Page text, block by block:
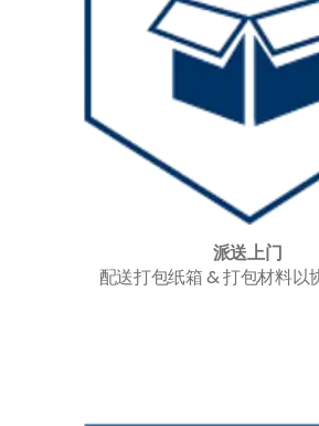
派送上门
配送打包纸箱 & 打包材料以